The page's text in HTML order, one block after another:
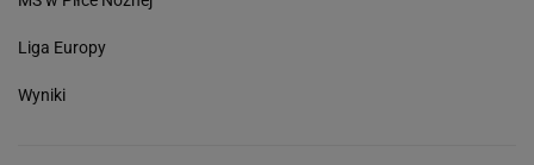
Liga Europy
Wyniki